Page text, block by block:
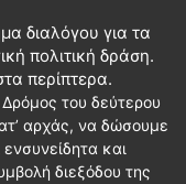
διαλόγου για τα
πολιτική δράση.
περίπτερα.
Δρόμος του δεύτερου
αρχάς, να δώσουμε
και
διεξόδου της